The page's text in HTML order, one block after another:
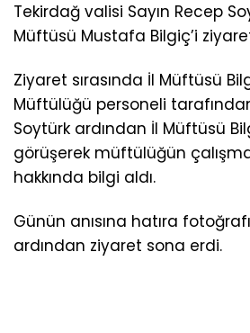
Tekirdağ valisi Sayın Recep
Müftüsü Mustafa Bilgiç’i
Ziyaret sırasında İl Müftüsü
Müftülüğü personeli
Soytürk ardından İl Müftüsü
görüşerek müftülüğün
hakkında bilgi aldı.
Günün anısına hatıra
ardından ziyaret sona erdi.